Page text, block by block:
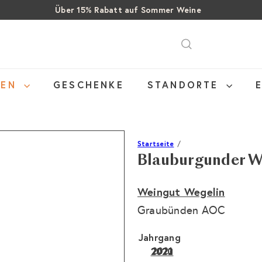
Pause
Gratis Versand ab CHF 99
Über 15% Rabatt auf Sommer Weine
SALE: Bis zu 40% auf letzte Flaschen
GESCHENKE STANDORTE
Startseite
Blauburgunder
Weingut Wegelin
Graubünden AOC
Jahrgang
2021
2023
2022
2020